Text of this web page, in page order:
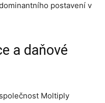
postavení v
a daňové
Moltiply